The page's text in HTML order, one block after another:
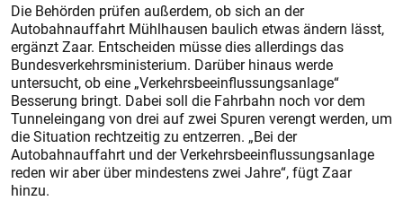
Die Behörden prüfen außerdem, ob sich an der
Autobahnauffahrt Mühlhausen baulich etwas ändern lässt,
ergänzt Zaar. Entscheiden müs­se dies allerdings das
Bundesverkehrsministerium. Darüber hi­naus werde
untersucht, ob eine „Verkehrsbeeinflussungsanlage“
Besserung bringt. Dabei soll die Fahrbahn noch vor dem
Tunneleingang von drei auf zwei Spuren verengt werden, um
die Situation rechtzeitig zu entzerren. „Bei der
Autobahnauffahrt und der Verkehrsbeeinflussungsanlage
reden wir aber über mindestens zwei Jahre“, fügt Zaar
hinzu.